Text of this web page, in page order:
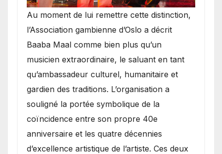
​Au moment de lui remettre cette distinction,
l’Association gambienne d’Oslo a décrit
Baaba Maal comme bien plus qu’un
musicien extraordinaire, le saluant en tant
qu’ambassadeur culturel, humanitaire et
gardien des traditions. L’organisation a
souligné la portée symbolique de la
coïncidence entre son propre 40e
anniversaire et les quatre décennies
d’excellence artistique de l’artiste. Ces deux